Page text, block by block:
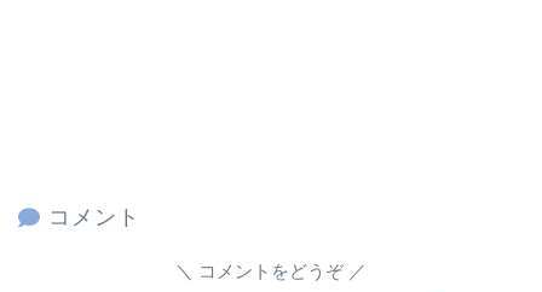
コメント
コメントをどうぞ